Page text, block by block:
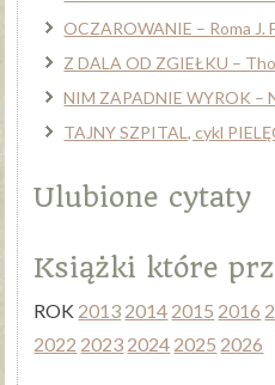
OCZAROWANIE – Roma J.
Z DALA OD ZGIEŁKU –
NIM ZAPADNIE WYROK –
TAJNY SZPITAL, cykl
Ulubione cytaty
Książki które
ROK 2013 2014 2015 2016
2022 2023 2024 2025 2026